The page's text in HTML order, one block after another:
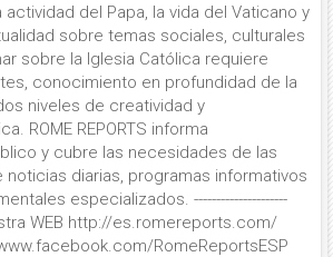
del Papa, la vida del Vaticano y
sobre temas sociales, culturales
sobre la Iglesia Católica requiere
conocimiento en profundidad de la
niveles de creatividad y
ROME REPORTS informa
y cubre las necesidades de las
noticias diarias, programas informativos
especializados. ---------------------
WEB http://es.romereports.com/
RomeReportsESP